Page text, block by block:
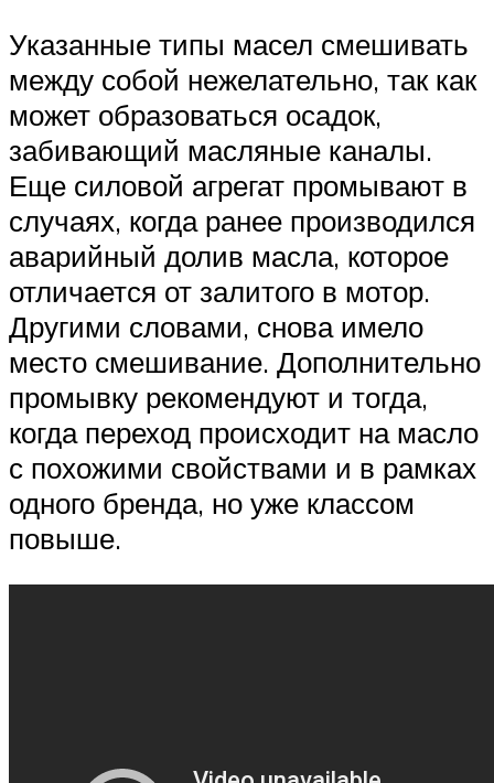
Указанные типы масел смешивать
между собой нежелательно, так как
может образоваться осадок,
забивающий масляные каналы.
Еще силовой агрегат промывают в
случаях, когда ранее производился
аварийный долив масла, которое
отличается от залитого в мотор.
Другими словами, снова имело
место смешивание. Дополнительно
промывку рекомендуют и тогда,
когда переход происходит на масло
с похожими свойствами и в рамках
одного бренда, но уже классом
повыше.